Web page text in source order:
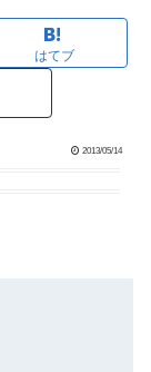
はてブ
2013/05/14